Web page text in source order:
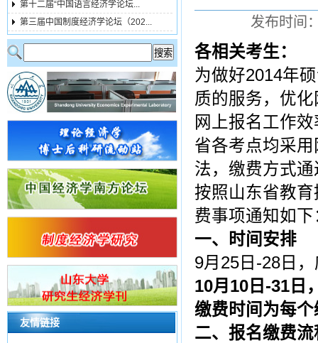
第十二届“中国语言经济学论坛...
第三届中国制度经济学论坛（202...
友情链接
发布时间
各相关考生：
为做好2014年
质的服务，优
网上报名工作
省各考点均采
法，缴费方式
按照山东省教
费事项通知如下
一、时间安排
9月25日-28日
10月10日-31日
缴费时间为每
二、报名缴费流